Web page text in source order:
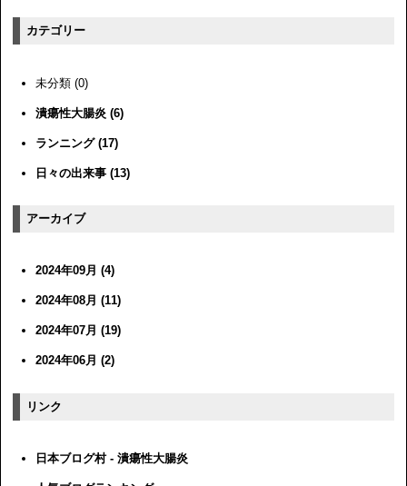
カテゴリー
未分類 (0)
潰瘍性大腸炎 (6)
ランニング (17)
日々の出来事 (13)
アーカイブ
2024年09月 (4)
2024年08月 (11)
2024年07月 (19)
2024年06月 (2)
リンク
日本ブログ村 - 潰瘍性大腸炎